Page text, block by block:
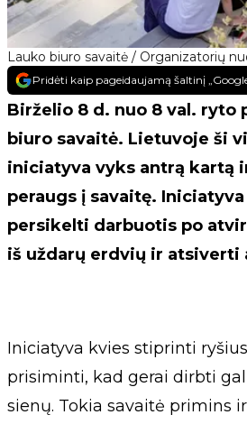
Lauko biuro savaitė / Organizatorių
Pridėti kaip pageidaujamą šaltinį
Birželio 8 d. nuo 8 val. ryto
biuro savaitė. Lietuvoje ši
iniciatyva vyks antrą kartą
peraugs į savaitę.
persikelti darbuotis po
iš uždarų erdvių ir atsiverti
Iniciatyva kvies stiprinti
prisiminti, kad gerai dirbti
sienų. Tokia savaitė primins